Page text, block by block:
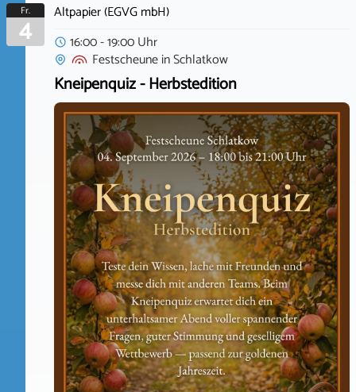
Fr.
4
Altpapier (EGVG mbH)
16:00 - 19:00 Uhr
FestscheuneinSchlatkow
Kneipenquiz - Herbstedition